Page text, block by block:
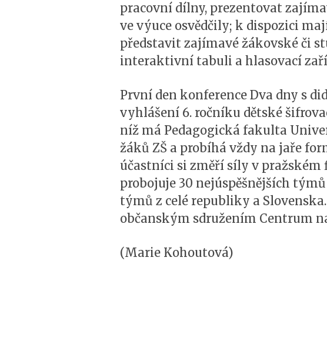
pracovní dílny, prezentovat
ve výuce osvědčily; k dispozici
představit zajímavé žákovské či
interaktivní tabuli a hlasovací
První den konference Dva dny s
vyhlášení 6. ročníku dětské
níž má Pedagogická fakulta
žáků ZŠ a probíhá vždy na jaře
účastníci si změří síly v pražském
probojuje 30 nejúspěšnějších
týmů z celé republiky a
občanským sdružením Centrum
(Marie Kohoutová)